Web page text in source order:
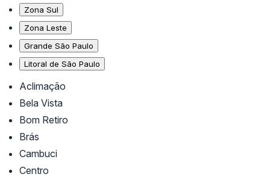
Zona Sul
Zona Leste
Grande São Paulo
Litoral de São Paulo
Aclimação
Bela Vista
Bom Retiro
Brás
Cambuci
Centro